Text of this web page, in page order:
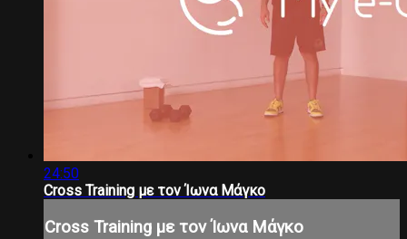
24:50
Cross Training με τον Ίωνα Μάγκο
Cross Training με τον Ίωνα Μάγκο